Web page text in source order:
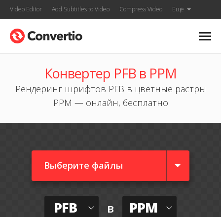
Video Editor Add Subtitles to Video Compress Video Ещё
Конвертер PFB в PPM
Рендеринг шрифтов PFB в цветные растры
PPM — онлайн, бесплатно
Выберите файлы
PFB в PPM